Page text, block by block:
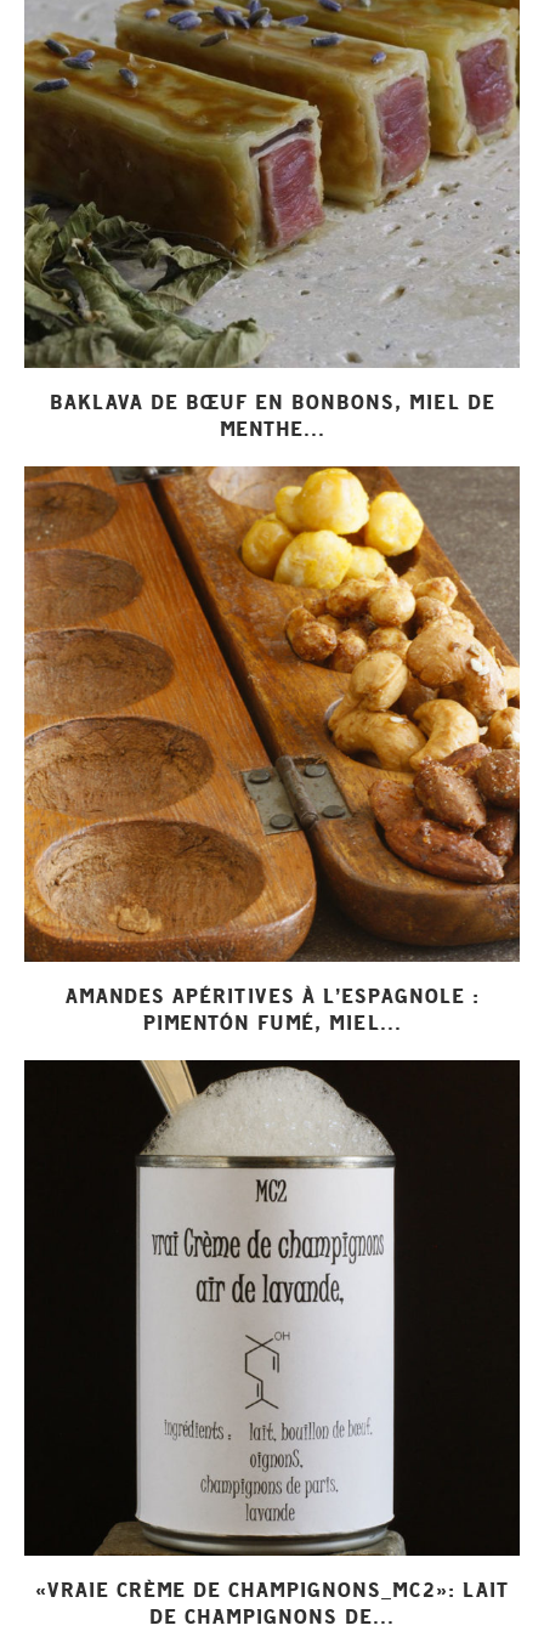
BAKLAVA DE BŒUF EN BONBONS, MIEL DE
MENTHE...
AMANDES APÉRITIVES À L’ESPAGNOLE :
PIMENTÓN FUMÉ, MIEL...
«VRAIE CRÈME DE CHAMPIGNONS_MC2»: LAIT
DE CHAMPIGNONS DE...